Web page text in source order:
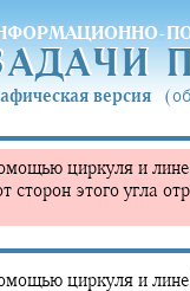
версия
циркуля и
сторон этого угла
циркуля и